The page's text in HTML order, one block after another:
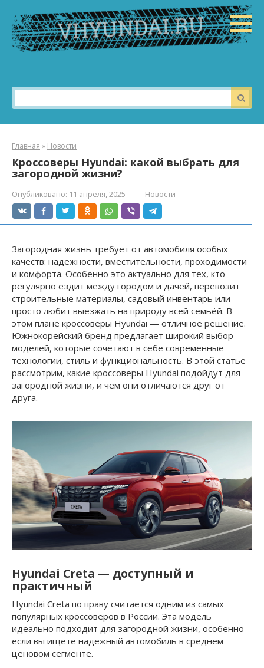
контенту
Поиск:
Главная » Новости
Кроссоверы Hyundai: какой выбрать для
загородной жизни?
Опубликовано: 11 апреля, 2025 Новости
Загородная жизнь требует от автомобиля особых
качеств: надежности, вместительности, проходимости
и комфорта. Особенно это актуально для тех, кто
регулярно ездит между городом и дачей, перевозит
строительные материалы, садовый инвентарь или
просто любит выезжать на природу всей семьёй. В
этом плане кроссоверы Hyundai — отличное решение.
Южнокорейский бренд предлагает широкий выбор
моделей, которые сочетают в себе современные
технологии, стиль и функциональность. В этой статье
рассмотрим, какие кроссоверы Hyundai подойдут для
загородной жизни, и чем они отличаются друг от
друга.
Hyundai Creta — доступный и
практичный
Hyundai Creta по праву считается одним из самых
популярных кроссоверов в России. Эта модель
идеально подходит для загородной жизни, особенно
если вы ищете надежный автомобиль в среднем
ценовом сегменте.